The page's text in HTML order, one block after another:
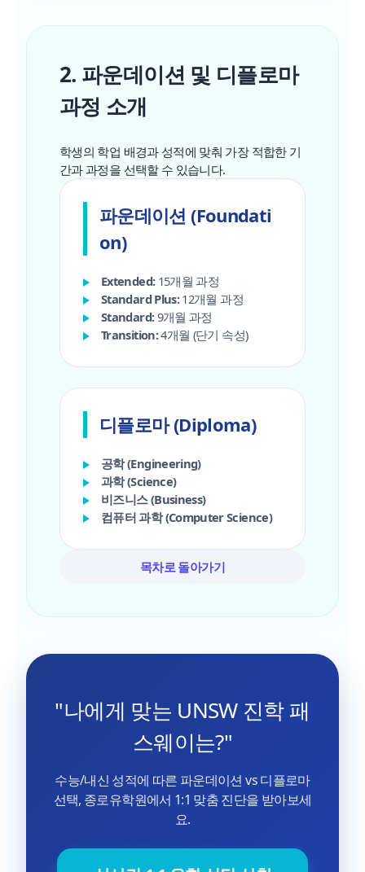
2. 파운데이션 및 디플로마
과정 소개
학생의 학업 배경과 성적에 맞춰 가장 적합한 기
간과 과정을 선택할 수 있습니다.
파운데이션 (Foundati
on)
Extended:15개월 과정
Standard Plus:12개월 과정
Standard:9개월 과정
Transition:4개월 (단기 속성)
디플로마 (Diploma)
공학 (Engineering)
과학 (Science)
비즈니스 (Business)
컴퓨터 과학 (Computer Science)
목차로 돌아가기
"나에게 맞는 UNSW 진학 패
스웨이는?"
수능/내신 성적에 따른 파운데이션 vs 디플로마
선택, 종로유학원에서 1:1 맞춤 진단을 받아보세
요.